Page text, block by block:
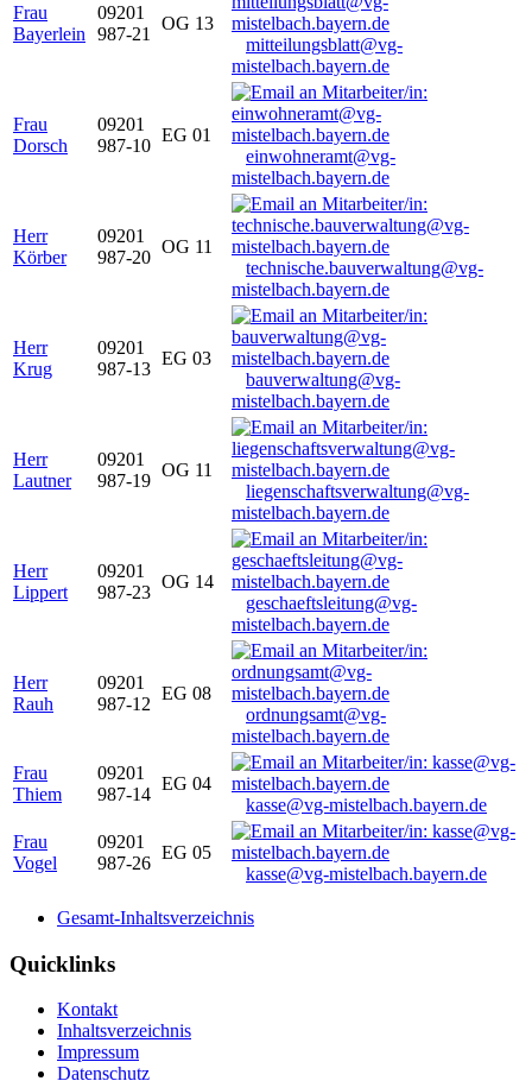
Frau
Bayerlein
09201
987-21
OG 13
mitteilungsblatt@vg-
mistelbach.bayern.de
Frau
Dorsch
09201
987-10
EG 01
einwohneramt@vg-
mistelbach.bayern.de
Herr
Körber
09201
987-20
OG 11
technische.bauverwaltung@vg-
mistelbach.bayern.de
Herr
Krug
09201
987-13
EG 03
bauverwaltung@vg-
mistelbach.bayern.de
Herr
Lautner
09201
987-19
OG 11
liegenschaftsverwaltung@vg-
mistelbach.bayern.de
Herr
Lippert
09201
987-23
OG 14
geschaeftsleitung@vg-
mistelbach.bayern.de
Herr
Rauh
09201
987-12
EG 08
ordnungsamt@vg-
mistelbach.bayern.de
Frau
Thiem
09201
987-14
EG 04
kasse@vg-mistelbach.bayern.de
Frau
Vogel
09201
987-26
EG 05
kasse@vg-mistelbach.bayern.de
Gesamt-Inhaltsverzeichnis
Quicklinks
Kontakt
Inhaltsverzeichnis
Impressum
Datenschutz